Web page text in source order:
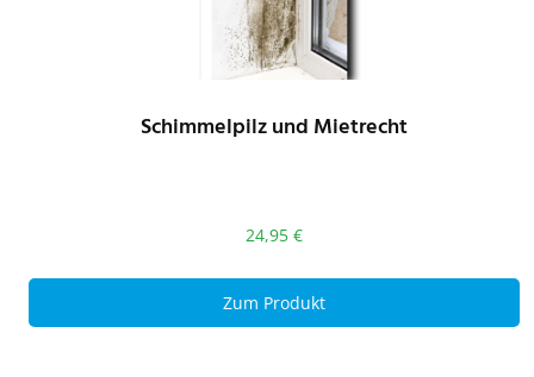
Schimmelpilz und Mietrecht
24,95 €
Zum Produkt